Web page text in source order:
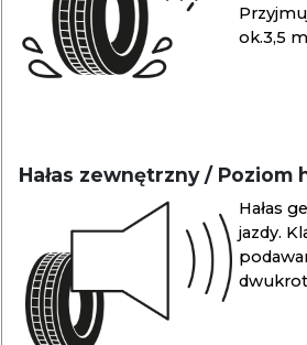
ok.3,5
Hałas zewnętrzny / Poziom
Hałas
jazdy.